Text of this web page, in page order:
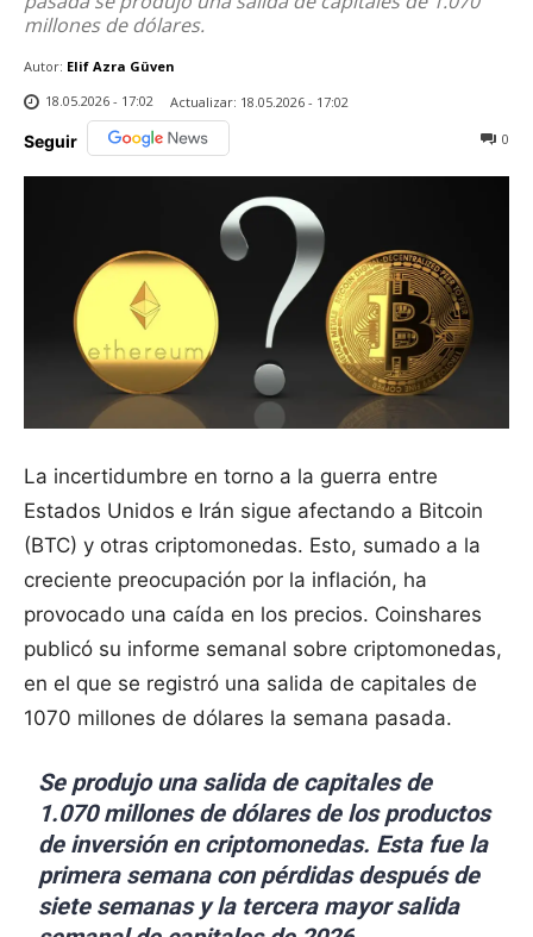
millones de dólares.
Autor: Elif Azra Güven
18.05.2026 - 17:02
Actualizar: 18.05.2026 - 17:02
Seguir 0
La incertidumbre en torno a la guerra entre
Estados Unidos e Irán sigue afectando a Bitcoin
(BTC) y otras criptomonedas. Esto, sumado a la
creciente preocupación por la inflación, ha
provocado una caída en los precios. Coinshares
publicó su informe semanal sobre criptomonedas,
en el que se registró una salida de capitales de
1070 millones de dólares la semana pasada.
Se produjo una salida de capitales de
1.070 millones de dólares de los productos
de inversión en criptomonedas. Esta fue la
primera semana con pérdidas después de
siete semanas y la tercera mayor salida